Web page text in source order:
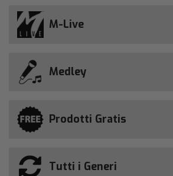
M-Live
Medley
Prodotti Gratis
Tutti i Generi